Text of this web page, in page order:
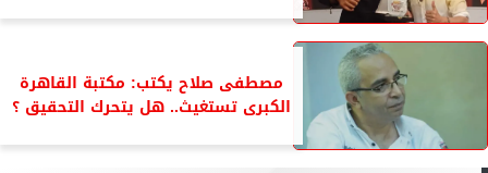
مصطفى صلاح يكتب: مكتبة القاهرة
الكبرى تستغيث.. هل يتحرك التحقيق ؟